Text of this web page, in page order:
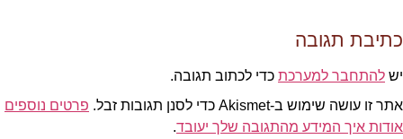
כתיבת תגובה
יש להתחבר למערכת כדי לכתוב תגובה.
אתר זו עושה שימוש ב-Akismet כדי לסנן תגובות זבל.
פרטים נוספים
אודות איך המידע מהתגובה שלך יעובד.